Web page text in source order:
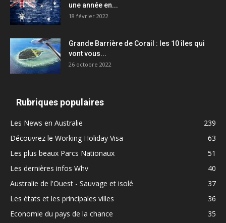
une année en...
18 février 2022
Grande Barrière de Corail : les 10 îles qui
vont vous...
26 octobre 2022
Rubriques populaires
Les News en Australie
239
Découvrez le Working Holiday Visa
63
Les plus beaux Parcs Nationaux
51
Les dernières infos Whv
40
Australie de l'Ouest - Sauvage et isolé
37
Les états et les principales villes
36
Economie du pays de la chance
35